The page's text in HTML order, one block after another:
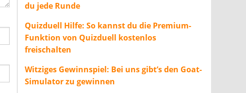
du jede Runde
Quizduell Hilfe: So kannst du die Premium-
Funktion von Quizduell kostenlos
freischalten
Witziges Gewinnspiel: Bei uns gibt’s den Goat-
Simulator zu gewinnen